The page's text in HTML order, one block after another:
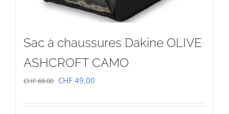
Sac à chaussures Dakine OLIVE
ASHCROFT CAMO
CHF69.00 Le
CHF 49.00